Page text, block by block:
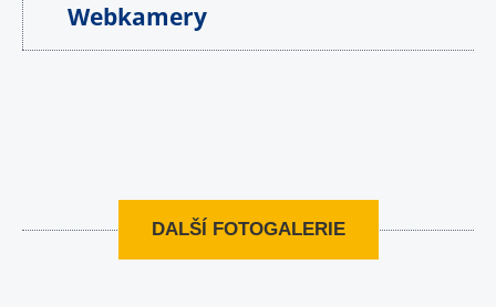
Webkamery
DALŠÍ FOTOGALERIE